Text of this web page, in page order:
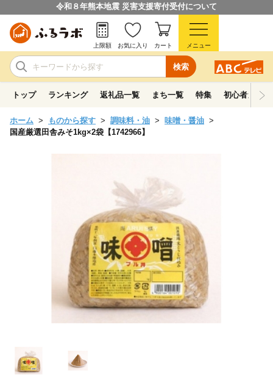
令和８年熊本地震 災害支援寄付受付について
検索
上限額 お気に入り カート メニュー
トップ ランキング 返礼品一覧 まち一覧 特集 初心者ガイド
ホーム ものから探す 調味料・油
味噌・醤油
国産厳選田舎みそ1kg×2袋【1742966】